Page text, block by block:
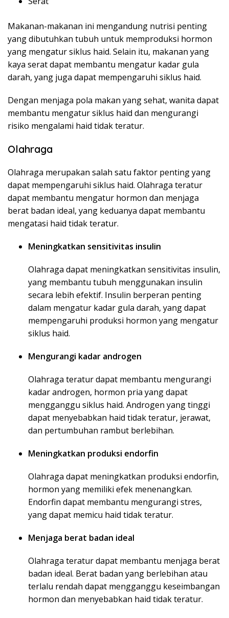
Makanan-makanan ini mengandung nutrisi penting
yang dibutuhkan tubuh untuk memproduksi hormon
yang mengatur siklus haid. Selain itu, makanan yang
kaya serat dapat membantu mengatur kadar gula
darah, yang juga dapat mempengaruhi siklus haid.
Dengan menjaga pola makan yang sehat, wanita dapat
membantu mengatur siklus haid dan mengurangi
risiko mengalami haid tidak teratur.
Olahraga
Olahraga merupakan salah satu faktor penting yang
dapat mempengaruhi siklus haid. Olahraga teratur
dapat membantu mengatur hormon dan menjaga
berat badan ideal, yang keduanya dapat membantu
mengatasi haid tidak teratur.
Meningkatkan sensitivitas insulin
Olahraga dapat meningkatkan sensitivitas insulin,
yang membantu tubuh menggunakan insulin
secara lebih efektif. Insulin berperan penting
dalam mengatur kadar gula darah, yang dapat
mempengaruhi produksi hormon yang mengatur
siklus haid.
Mengurangi kadar androgen
Olahraga teratur dapat membantu mengurangi
kadar androgen, hormon pria yang dapat
mengganggu siklus haid. Androgen yang tinggi
dapat menyebabkan haid tidak teratur, jerawat,
dan pertumbuhan rambut berlebihan.
Meningkatkan produksi endorfin
Olahraga dapat meningkatkan produksi endorfin,
hormon yang memiliki efek menenangkan.
Endorfin dapat membantu mengurangi stres,
yang dapat memicu haid tidak teratur.
Menjaga berat badan ideal
Olahraga teratur dapat membantu menjaga berat
badan ideal. Berat badan yang berlebihan atau
terlalu rendah dapat mengganggu keseimbangan
hormon dan menyebabkan haid tidak teratur.